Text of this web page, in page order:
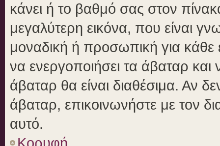
κάνει ή το βαθμό σας στον
μεγαλύτερη εικόνα, που είναι
μοναδική ή προσωπική για κάθε
να ενεργοποιήσει τα άβαταρ και
άβαταρ θα είναι διαθέσιμα. Αν
άβαταρ, επικοινωνήστε με τον
αυτό.